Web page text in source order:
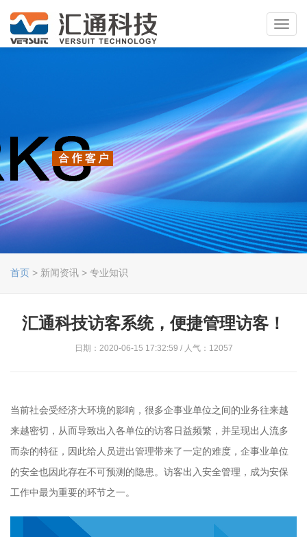
首页 > 新闻资讯 > 专业知识
汇通科技访客系统，便捷管理访客！
日期：2020-06-15 17:32:59 / 人气：12057
当前社会受经济大环境的影响，很多企事业单位之间的业务往来越
来越密切，从而导致出入各单位的访客日益频繁，并呈现出人流多
而杂的特征，因此给人员进出管理带来了一定的难度，企事业单位
的安全也因此存在不可预测的隐患。访客出入安全管理，成为安保
工作中最为重要的环节之一。